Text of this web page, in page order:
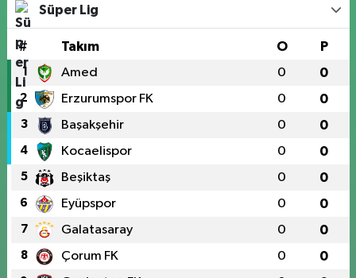
Süper Lig
# Takım O P
1 Amed 0 0
2 Erzurumspor FK 0 0
3 Başakşehir 0 0
4 Kocaelispor 0 0
5 Beşiktaş 0 0
6 Eyüpspor 0 0
7 Galatasaray 0 0
8 Çorum FK 0 0